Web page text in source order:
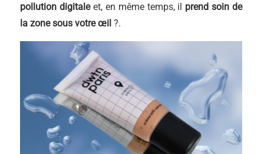
pollution digitaleet, en même temps, il prend soin de
la zone sous votre œil ?.